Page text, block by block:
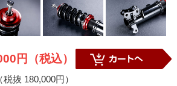
円（税込）
（税抜 180,000円）